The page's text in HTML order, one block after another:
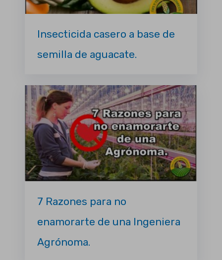
Insecticida casero a base de
semilla de aguacate.
7 Razones para no
enamorarte de una Ingeniera
Agrónoma.